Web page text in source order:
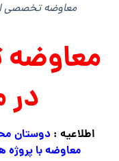
معاوضه تخصصی
در
اطلاعیه :
معاوضه با پروژه